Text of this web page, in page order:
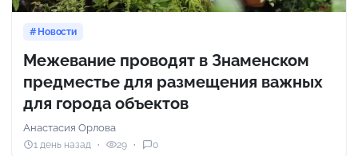
Новости
Межевание проводят в Знаменском
предместье для размещения важных
для города объектов
Анастасия Орлова
1 день назад 29 0